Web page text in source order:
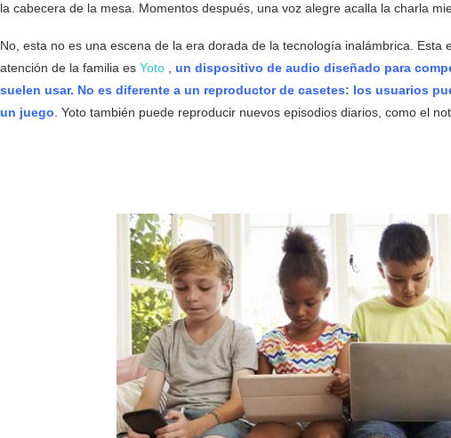
la cabecera de la mesa. Momentos después, una voz alegre acalla la charla
No, esta no es una escena de la era dorada de la tecnología inalámbrica.
atención de la familia es Yoto
un dispositivo de audio diseñado para
suelen usar. No es diferente a un reproductor de casetes: los usuarios
un juego . Yoto también puede reproducir nuevos episodios diarios, como el